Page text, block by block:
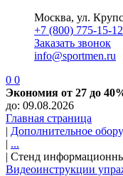
Москва, ул.
+7 (800) 775-15-12
Заказать звонок
info@sportmen.ru
0 0
Экономия от 27 до
до: 09.08.2026
Главная страница
| Дополнительное
| ...
| Стенд
Видеоинструкции